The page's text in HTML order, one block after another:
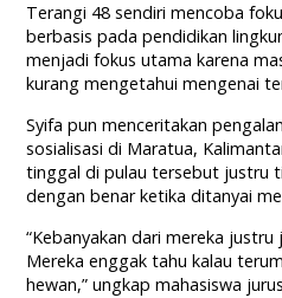
Terangi 48 sendiri mencoba
berbasis pada pendidikan
menjadi fokus utama karena
kurang mengetahui mengenai
Syifa pun menceritakan
sosialisasi di Maratua,
tinggal di pulau tersebut justru
dengan benar ketika ditanyai
“Kebanyakan dari mereka
Mereka enggak tahu kalau
hewan,” ungkap mahasiswa